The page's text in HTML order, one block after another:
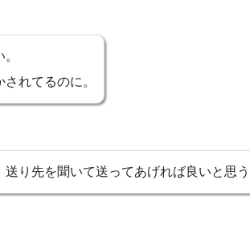
れてるのに。
り先を聞いて送ってあげれば良いと思う